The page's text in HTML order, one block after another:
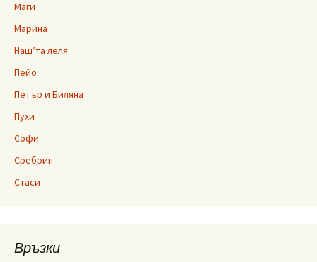
Маги
Марина
Наш’та леля
Пейо
Петър и Биляна
Пухи
Софи
Сребрин
Стаси
Връзки